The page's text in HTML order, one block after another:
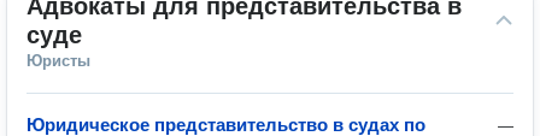
Адвокаты для представительства в
суде
Юристы
—
Юридическое представительство в судах по